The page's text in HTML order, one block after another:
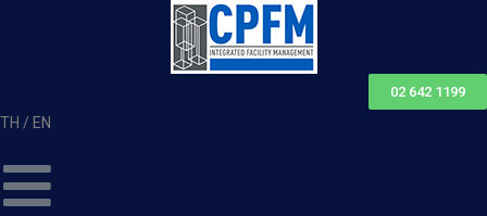
02 642 1199
TH / EN